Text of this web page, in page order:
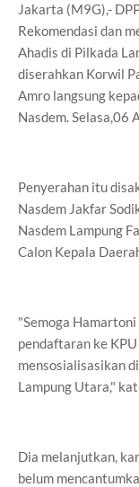
Jakarta (M9G),-
Rekomendasi dan
Ahadis di Pilkada
diserahkan Korwil
Amro langsung
Nasdem. Selasa,06
Penyerahan itu
Nasdem Jakfar
Nasdem Lampung
Calon Kepala
"Semoga
pendaftaran ke
mensosialisasikan
Lampung Utara,"
Dia melanjutkan,
belum